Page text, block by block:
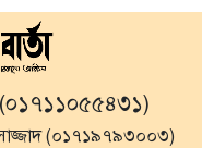
(০১৭১৯৭৯৩০০৩)